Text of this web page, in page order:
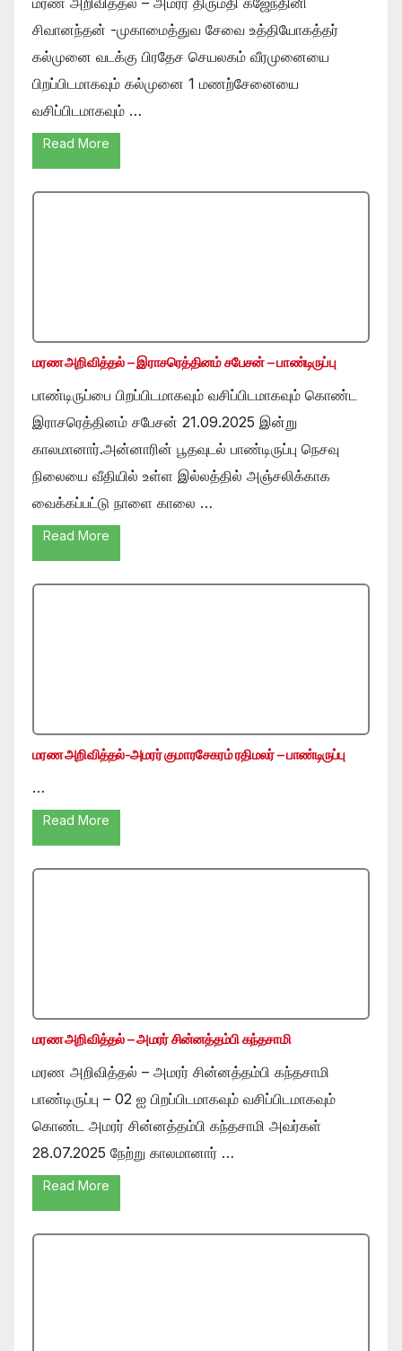
சிவானந்தன் -முகாமைத்துவ சேவை உத்தியோகத்தர்
கல்முனை வடக்கு பிரதேச செயலகம் வீரமுனையை
பிறப்பிடமாகவும் கல்முனை 1 மணற்சேனையை
வசிப்பிடமாகவும் …
Read More
மரண அறிவித்தல் – இராசரெத்தினம் சபேசன் – பாண்டிருப்பு
பாண்டிருப்பை பிறப்பிடமாகவும் வசிப்பிடமாகவும் கொண்ட
இராசரெத்தினம் சபேசன் 21.09.2025 இன்று
காலமானார்.அன்னாரின் பூதவுடல் பாண்டிருப்பு நெசவு
நிலையை வீதியில் உள்ள இல்லத்தில் அஞ்சலிக்காக
வைக்கப்பட்டு நாளை காலை …
Read More
மரண அறிவித்தல்-அமரர் குமாரசேகரம் ரதிமலர் – பாண்டிருப்பு
…
Read More
மரண அறிவித்தல் – அமரர் சின்னத்தம்பி கந்தசாமி
மரண அறிவித்தல் – அமரர் சின்னத்தம்பி கந்தசாமி
பாண்டிருப்பு – 02 ஐ பிறப்பிடமாகவும் வசிப்பிடமாகவும்
கொண்ட அமரர் சின்னத்தம்பி கந்தசாமி அவர்கள்
28.07.2025 நேற்று காலமானார் …
Read More